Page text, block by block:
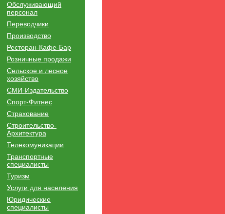
Обслуживающий
персонал
Переводчики
Производство
Ресторан-Кафе-Бар
Розничные продажи
Сельское и лесное
хозяйство
СМИ-Издательство
Спорт-Фитнес
Страхование
Строительство-
Архитектура
Телекомуникации
Транспортные
специалисты
Туризм
Услуги для населения
Юридические
специалисты